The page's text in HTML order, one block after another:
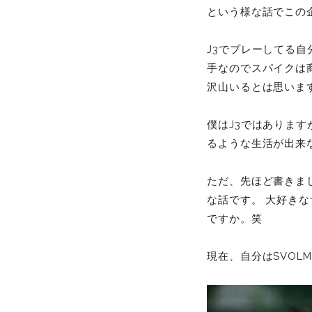
という様な話でこ
J3でプレーしてる自
手なのでスパイクは
沢山いるとは思いま
僕はJ3ではあります
るような生活が出来
ただ、先ほど書きま
な話です。 大好き
ですか。笑
現在、自分は